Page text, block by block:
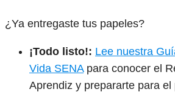
¿Ya entregaste tus papeles?
¡Todo listo!: Lee nuestra
Vida SENApara conocer el
Aprendiz y prepararte para el